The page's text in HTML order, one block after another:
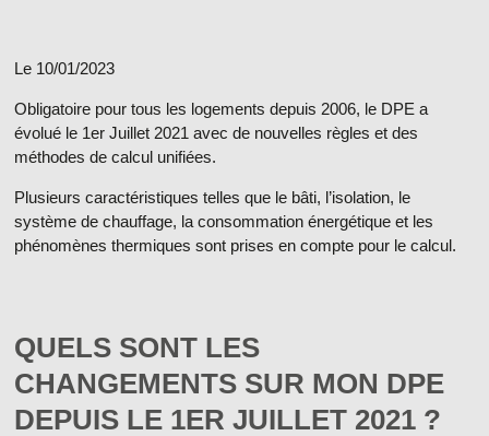
Le 10/01/2023
Obligatoire pour tous les logements depuis 2006, le DPE a
évolué le 1er Juillet 2021 avec de nouvelles règles et des
méthodes de calcul unifiées.
Plusieurs caractéristiques telles que le bâti, l’isolation, le
système de chauffage, la consommation énergétique et les
phénomènes thermiques sont prises en compte pour le calcul.
QUELS SONT LES
CHANGEMENTS SUR MON DPE
DEPUIS LE 1ER JUILLET 2021 ?